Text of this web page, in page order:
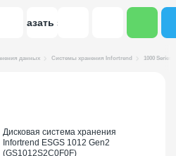
Заказать звонок
данных Системы хранения Infortrend 1000 Series
Дисковая система хранения
Infortrend ESGS 1012 Gen2
(GS1012S2C0F0F)